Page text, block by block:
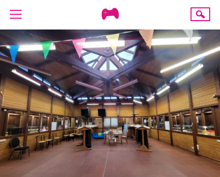
Creative
ÜBER UNS
AKTUELLES
TERMINE
ANGEBOTE
PROJEKTE
PRESSE
SPENDE
Suche